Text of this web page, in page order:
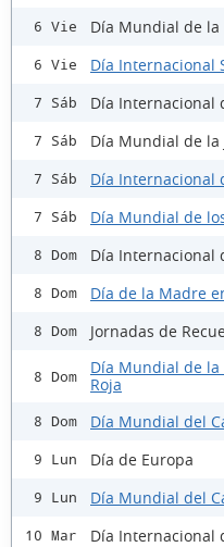
6 Vie Día Mundial de la
6 Vie Día Internacional
7 Sáb Día Internacional
7 Sáb Día Mundial de
7 Sáb Día Internacional
7 Sáb Día Mundial de
8 Dom Día Internacional
8 Dom Día de la Madre
8 Dom Jornadas de
8 Dom
Día Mundial de la
Roja
8 Dom Día Mundial del
9 Lun Día de Europa
9 Lun Día Mundial del
10 Mar Día Internacional